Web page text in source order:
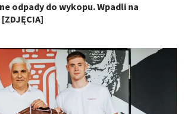
odpady do wykopu. Wpadli na